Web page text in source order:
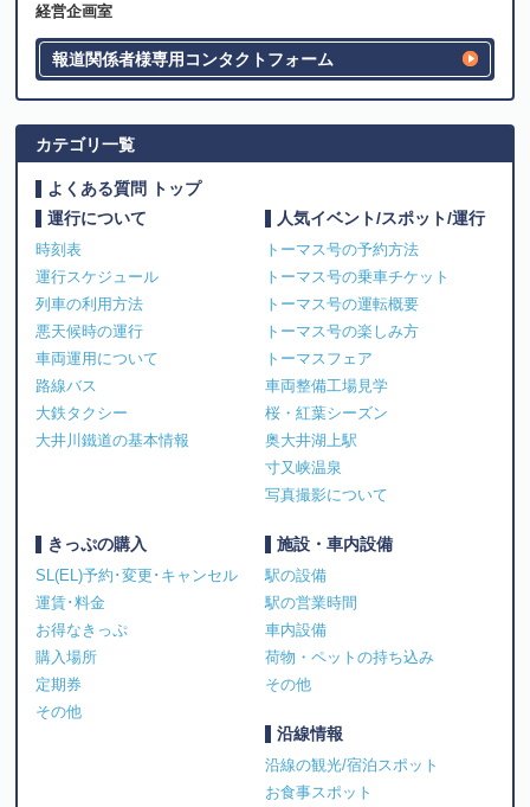
経営企画室
報道関係者様専用コンタクトフォーム
カテゴリ一覧
よくある質問 トップ
運行について
時刻表
運行スケジュール
列車の利用方法
悪天候時の運行
車両運用について
路線バス
大鉄タクシー
大井川鐵道の基本情報
人気イベント/スポット/運行
トーマス号の予約方法
トーマス号の乗車チケット
トーマス号の運転概要
トーマス号の楽しみ方
トーマスフェア
車両整備工場見学
桜・紅葉シーズン
奥大井湖上駅
寸又峡温泉
写真撮影について
きっぷの購入
SL(EL)予約･変更･キャンセル
運賃･料金
お得なきっぷ
購入場所
定期券
その他
施設・車内設備
駅の設備
駅の営業時間
車内設備
荷物・ペットの持ち込み
その他
沿線情報
沿線の観光/宿泊スポット
お食事スポット